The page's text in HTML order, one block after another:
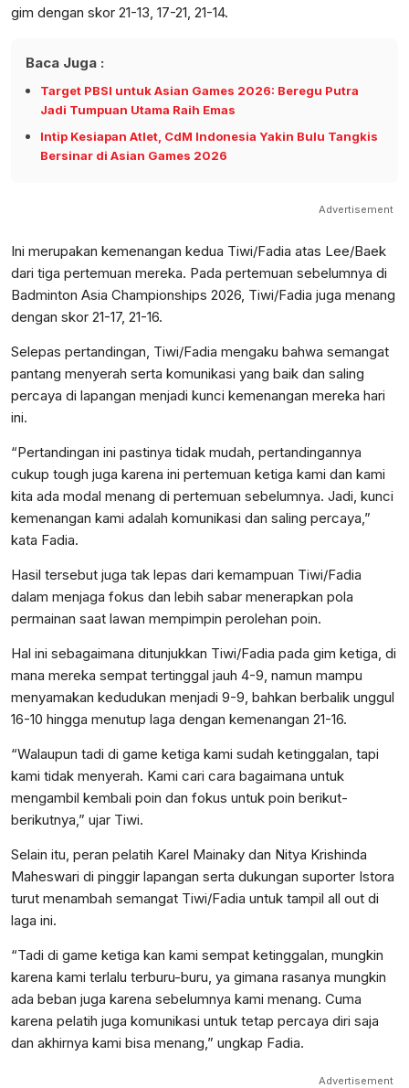
gim dengan skor 21-13, 17-21, 21-14.
Baca Juga :
Target PBSI untuk Asian Games 2026: Beregu Putra
Jadi Tumpuan Utama Raih Emas
Intip Kesiapan Atlet, CdM Indonesia Yakin Bulu Tangkis
Bersinar di Asian Games 2026
Advertisement
Ini merupakan kemenangan kedua Tiwi/Fadia atas Lee/Baek
dari tiga pertemuan mereka. Pada pertemuan sebelumnya di
Badminton Asia Championships 2026, Tiwi/Fadia juga menang
dengan skor 21-17, 21-16.
Selepas pertandingan, Tiwi/Fadia mengaku bahwa semangat
pantang menyerah serta komunikasi yang baik dan saling
percaya di lapangan menjadi kunci kemenangan mereka hari
ini.
“Pertandingan ini pastinya tidak mudah, pertandingannya
cukup tough juga karena ini pertemuan ketiga kami dan kami
kita ada modal menang di pertemuan sebelumnya. Jadi, kunci
kemenangan kami adalah komunikasi dan saling percaya,”
kata Fadia.
Hasil tersebut juga tak lepas dari kemampuan Tiwi/Fadia
dalam menjaga fokus dan lebih sabar menerapkan pola
permainan saat lawan mempimpin perolehan poin.
Hal ini sebagaimana ditunjukkan Tiwi/Fadia pada gim ketiga, di
mana mereka sempat tertinggal jauh 4-9, namun mampu
menyamakan kedudukan menjadi 9-9, bahkan berbalik unggul
16-10 hingga menutup laga dengan kemenangan 21-16.
“Walaupun tadi di game ketiga kami sudah ketinggalan, tapi
kami tidak menyerah. Kami cari cara bagaimana untuk
mengambil kembali poin dan fokus untuk poin berikut-
berikutnya,” ujar Tiwi.
Selain itu, peran pelatih Karel Mainaky dan Nitya Krishinda
Maheswari di pinggir lapangan serta dukungan suporter Istora
turut menambah semangat Tiwi/Fadia untuk tampil all out di
laga ini.
“Tadi di game ketiga kan kami sempat ketinggalan, mungkin
karena kami terlalu terburu-buru, ya gimana rasanya mungkin
ada beban juga karena sebelumnya kami menang. Cuma
karena pelatih juga komunikasi untuk tetap percaya diri saja
dan akhirnya kami bisa menang,” ungkap Fadia.
Advertisement